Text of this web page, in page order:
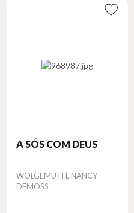
A SÓS COM DEUS
Autor
WOLGEMUTH, NANCY
DEMOSS